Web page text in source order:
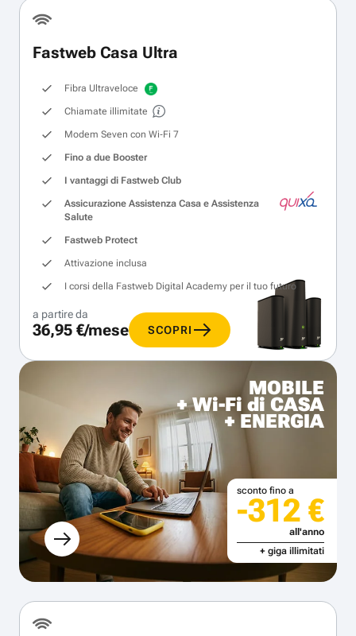
Fastweb Casa Ultra
Fibra Ultraveloce
Chiamate illimitate
Modem Seven con Wi‑Fi 7
Fino a due Booster
I vantaggi di Fastweb Club
Assicurazione Assistenza Casa e Assistenza
Salute
Fastweb Protect
Attivazione inclusa
I corsi della Fastweb Digital Academy per il tuo futuro
a partire da
36,95 €/mese SCOPRI
MOBILE
+ Wi-Fi di CASA
+ ENERGIA
sconto fino a
-312 €
all'anno
+ giga illimitati